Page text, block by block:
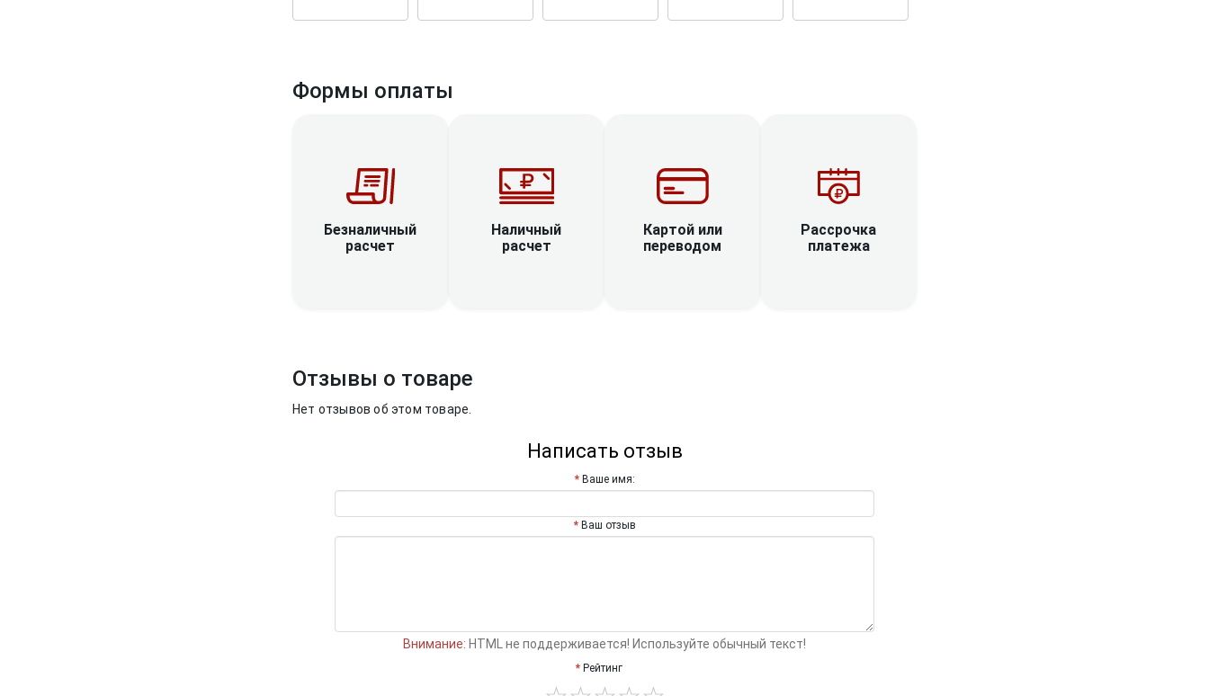
Формы оплаты
Безналичный
расчет
Наличный
расчет
Картой или
переводом
Рассрочка
платежа
Отзывы о товаре
Нет отзывов об этом товаре.
Написать отзыв
Ваше имя:
Ваш отзыв
Внимание: HTML не поддерживается! Используйте обычный текст!
Рейтинг